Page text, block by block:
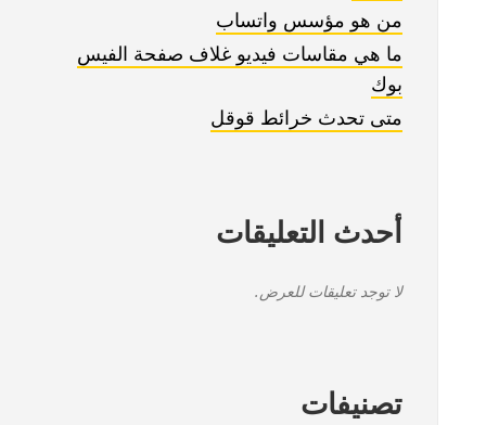
من هو مؤسس واتساب
ما هي مقاسات فيديو غلاف صفحة الفيس
بوك
متى تحدث خرائط قوقل
أحدث التعليقات
لا توجد تعليقات للعرض.
تصنيفات